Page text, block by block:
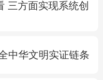
三方面实现系统创
中华文明实证链条